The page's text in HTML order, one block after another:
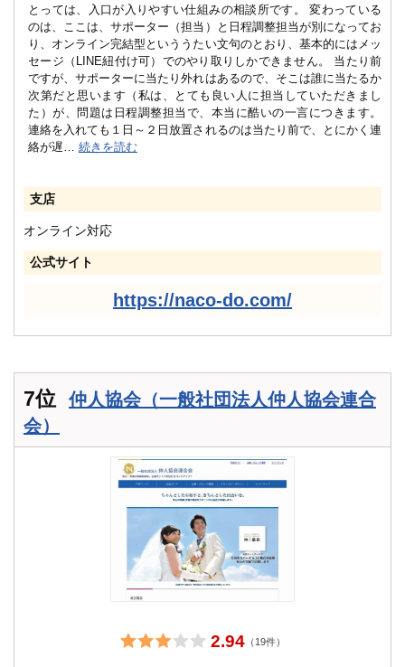
とっては、入口が入りやすい仕組みの相談所です。 変わっている
のは、ここは、サポーター（担当）と日程調整担当が別になってお
り、オンライン完結型といううたい文句のとおり、基本的にはメッ
セージ（LINE紐付け可）でのやり取りしかできません。 当たり前
ですが、サポーターに当たり外れはあるので、そこは誰に当たるか
次第だと思います（私は、とても良い人に担当していただきまし
た）が、問題は日程調整担当で、本当に酷いの一言につきます。
連絡を入れても１日～２日放置されるのは当たり前で、とにかく連
絡が遅
続きを読む
支店
オンライン対応
公式サイト
https://naco-do.com/
7位
仲人協会（一般社団法人仲人協会連合
会）
2.94（19件）